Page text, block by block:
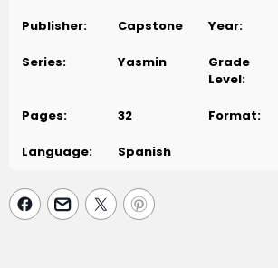
Publisher: Capstone Year:
Series: Yasmin
Grade
Level:
Pages: 32 Format:
Language: Spanish